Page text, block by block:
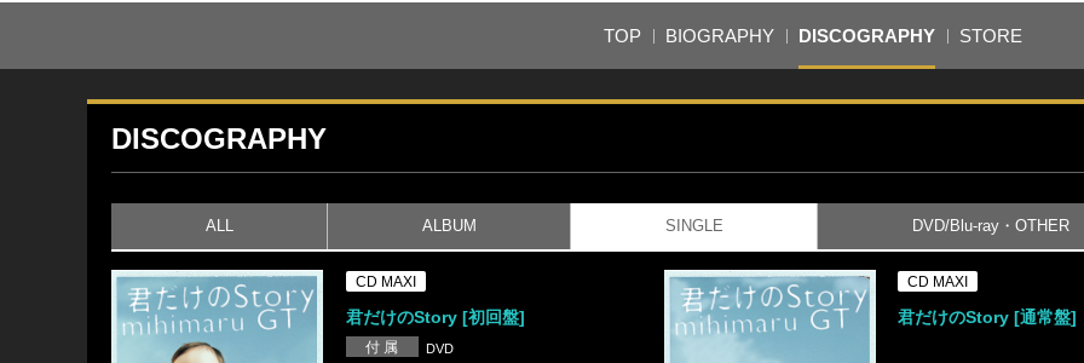
TOP BIOGRAPHY DISCOGRAPHY STORE
DISCOGRAPHY
ALL ALBUM SINGLE DVD/Blu-ray・OTHER
CD MAXI
君だけのStory [初回盤]
付 属 DVD
CD MAXI
君だけのStory [通常盤]